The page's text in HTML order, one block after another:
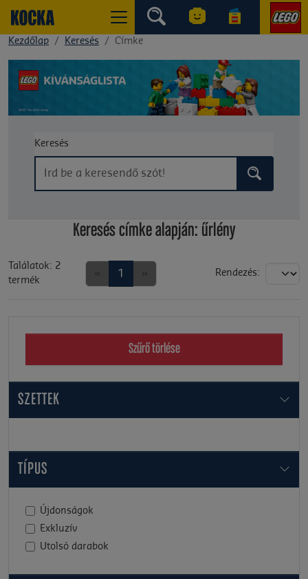
Kezdőlap Keresés Címke
Keresés
Keresés címke alapján: űrlény
Találatok: 2
termék
1 Rendezés:
Szűrő törlése
SZETTEK
TÍPUS
Újdonságok
Exkluzív
Utolsó darabok